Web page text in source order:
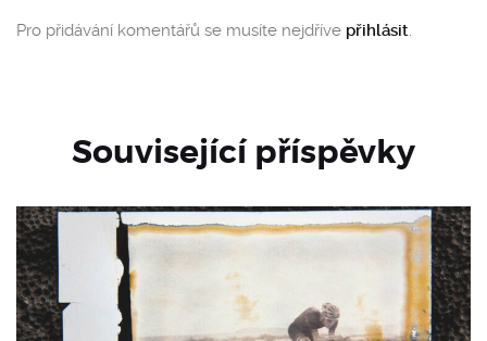
Pro přidávání komentářů se musíte nejdříve přihlásit
Související příspěvky